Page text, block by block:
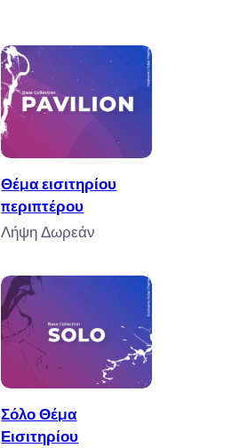
Προσθήκη στο καλάθι
Θέμα εισιτηρίου
περιπτέρου
Λήψη Δωρεάν
Προσθήκη στο καλάθι
Σόλο Θέμα
Εισιτηρίου